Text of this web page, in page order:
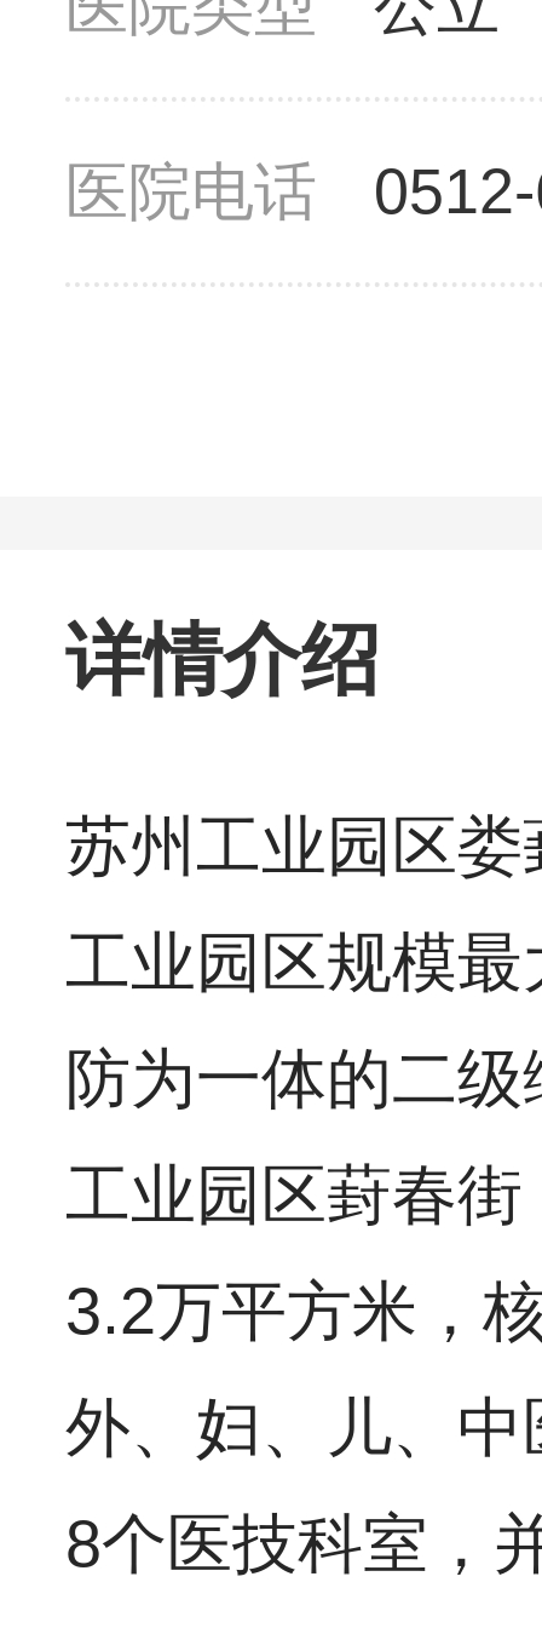
医院电话
详情介绍
苏州工业园区
工业园区规模
防为一体的二
工业园区葑春
3.2万平方米，
外、妇、儿、
8个医技科室，